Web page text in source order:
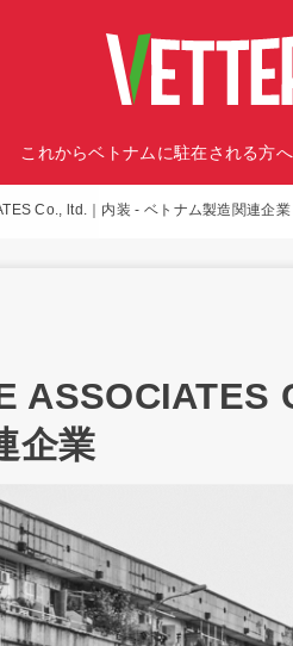
これからベトナムに駐在される方へ
Co., ltd.｜内装 - ベトナム製造関連企業
ASSOCIATES
企業